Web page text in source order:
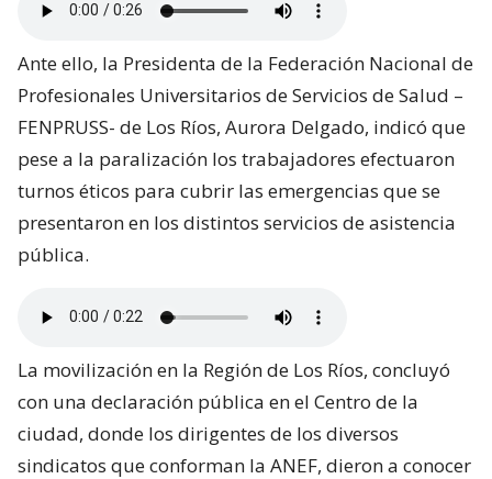
Ante ello, la Presidenta de la Federación Nacional de
Profesionales Universitarios de Servicios de Salud –
FENPRUSS- de Los Ríos, Aurora Delgado, indicó que
pese a la paralización los trabajadores efectuaron
turnos éticos para cubrir las emergencias que se
presentaron en los distintos servicios de asistencia
pública.
La movilización en la Región de Los Ríos, concluyó
con una declaración pública en el Centro de la
ciudad, donde los dirigentes de los diversos
sindicatos que conforman la ANEF, dieron a conocer